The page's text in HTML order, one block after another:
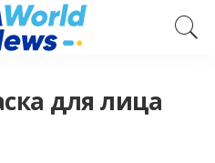
для лица